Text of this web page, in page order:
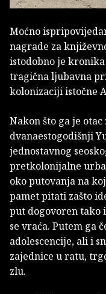
Moćno
nagrade za
istodobno je
tragična ljubavna
kolonizaciji istočne
Nakon što ga je
dvanaestogodišnji
jednostavnog
pretkolonijalne
oko putovanja na
pamet pitati zašto
put dogovoren tako
se vraća. Putem ga
adolescencije, ali i
zajednice u ratu,
zlu.